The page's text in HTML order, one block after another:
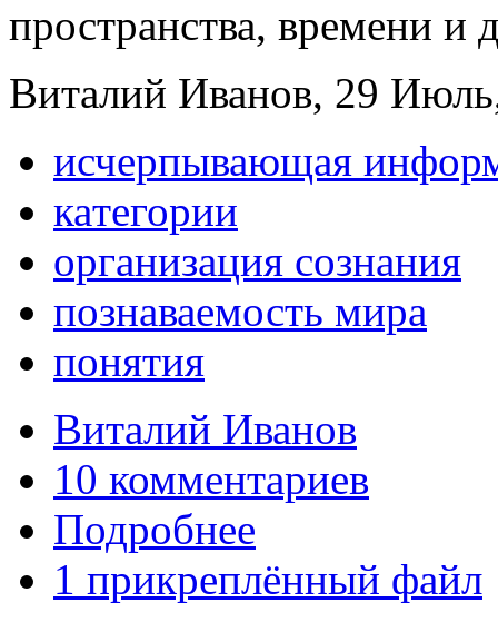
пространства, времени и
Виталий Иванов, 29
исчерпывающая
категории
организация сознания
познаваемость мира
понятия
Виталий Иванов
10 комментариев
Подробнее
1 прикреплённый файл